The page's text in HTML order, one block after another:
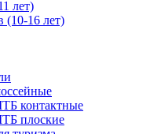
лет)
(10-16 лет)
контактные
плоские